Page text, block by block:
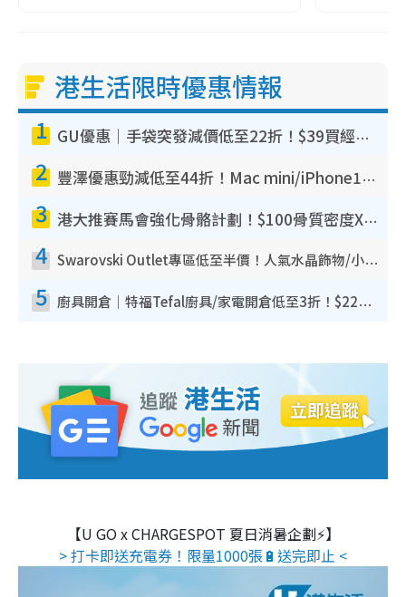
港生活限時優惠情報
1 GU優惠｜手袋突發減價低至22折！$39買經典波士頓包/餃子袋！飾物同步減價$29起！
2 豐澤優惠勁減低至44折！Mac mini/iPhone17Pro大減價！廚房家電$220起
3 港大推賽馬會強化骨骼計劃！$100骨質密度X光檢查 完成免費運動訓練送超市禮券！附參加資格
4 Swarovski Outlet專區低至半價！人氣水晶飾物/小擺設$138起！迪士尼款/水晶高跟鞋都有平
5 廚具開倉｜特福Tefal廚具/家電開倉低至3折！$220起買平底鍋/炒鑊/湯煲！電飯煲/吸塵機/燙斗$418起
【U GO x CHARGESPOT 夏日消暑企劃⚡】
> 打卡即送充電券！限量1000張🔋送完即止 <